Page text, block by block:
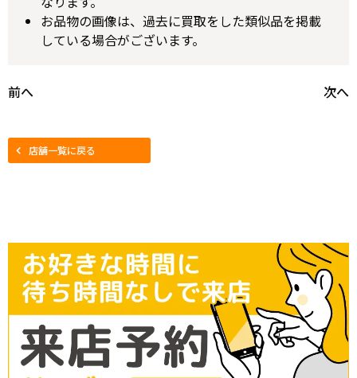
お品物の画像は、過去に買取をした類似品を掲載
している場合がございます。
前へ 次へ
店舗一覧に戻る